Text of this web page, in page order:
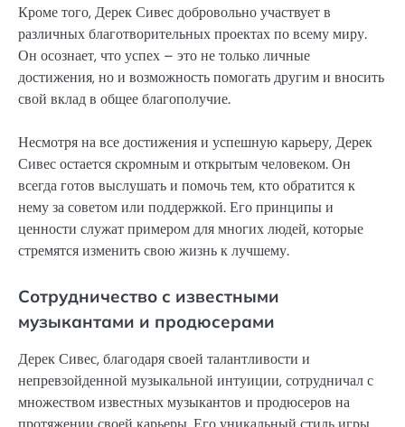
Кроме того, Дерек Сивес добровольно участвует в
различных благотворительных проектах по всему миру.
Он осознает, что успех – это не только личные
достижения, но и возможность помогать другим и вносить
свой вклад в общее благополучие.
Несмотря на все достижения и успешную карьеру, Дерек
Сивес остается скромным и открытым человеком. Он
всегда готов выслушать и помочь тем, кто обратится к
нему за советом или поддержкой. Его принципы и
ценности служат примером для многих людей, которые
стремятся изменить свою жизнь к лучшему.
Сотрудничество с известными
музыкантами и продюсерами
Дерек Сивес, благодаря своей талантливости и
непревзойденной музыкальной интуиции, сотрудничал с
множеством известных музыкантов и продюсеров на